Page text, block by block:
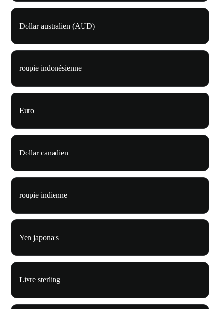
Dollar australien (AUD)
roupie indonésienne
Euro
Dollar canadien
roupie indienne
Yen japonais
Livre sterling